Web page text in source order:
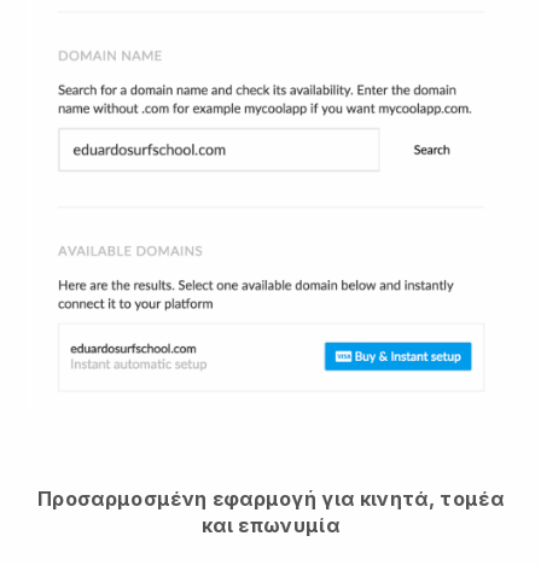
Προσαρμοσμένη εφαρμογή για κινητά, τομέα
και επωνυμία